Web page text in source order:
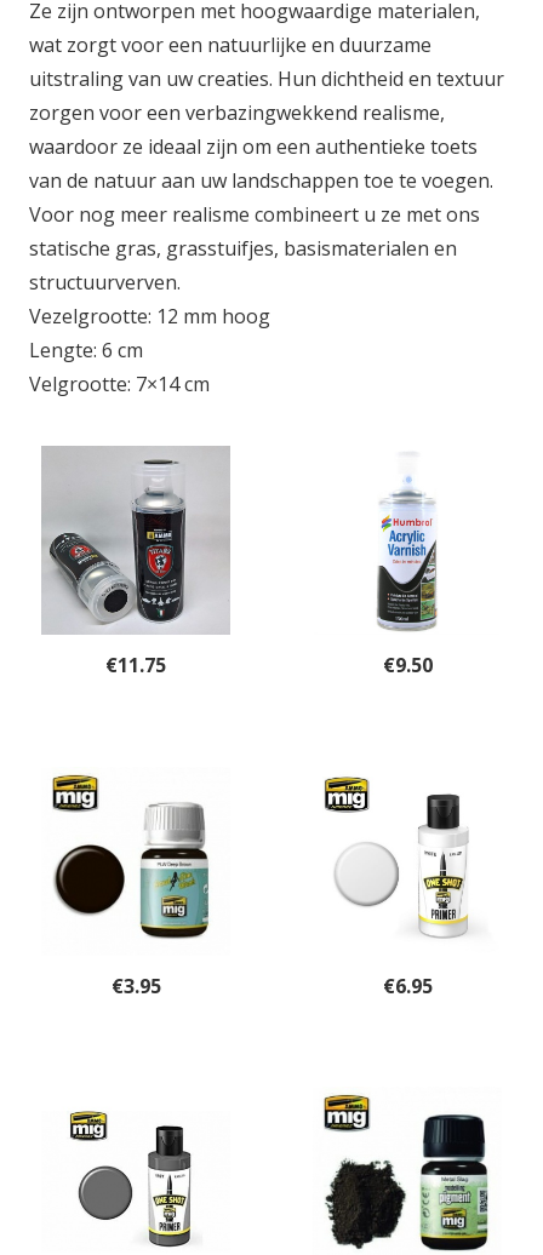
Ze zijn ontworpen met hoogwaardige materialen,
wat zorgt voor een natuurlijke en duurzame
uitstraling van uw creaties. Hun dichtheid en textuur
zorgen voor een verbazingwekkend realisme,
waardoor ze ideaal zijn om een ​​authentieke toets
van de natuur aan uw landschappen toe te voegen.
Voor nog meer realisme combineert u ze met ons
statische gras, grasstuifjes, basismaterialen en
structuurverven.
Vezelgrootte: 12 mm hoog
Lengte: 6 cm
Velgrootte: 7×14 cm
€11.75 €9.50
€3.95 €6.95